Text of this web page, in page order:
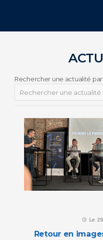
Rechercher une actualité par
Le
retour en images sur les universités